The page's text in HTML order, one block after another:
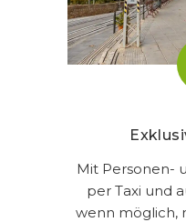
Mit Personen-
per Taxi und
wenn möglich,